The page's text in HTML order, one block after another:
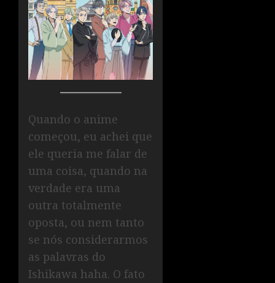
Quando o anime
começou, eu achei que
ele queria me falar de
uma coisa, quando na
verdade era uma
outra totalmente
oposta, ou nem tanto
se nós considerarmos
as palavras do
Ishikawa haha. O fato